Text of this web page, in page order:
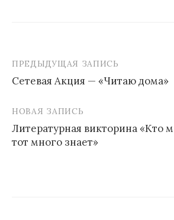
Навигация
записям
ПРЕДЫДУЩАЯ ЗАПИСЬ
Сетевая Акция — «Читаю дома»
НОВАЯ ЗАПИСЬ
Литературная викторина «Кто
тот много знает»